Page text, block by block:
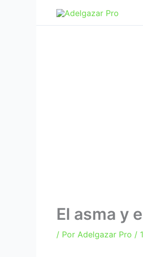
El asma y
/ Por Adelgazar Pro /